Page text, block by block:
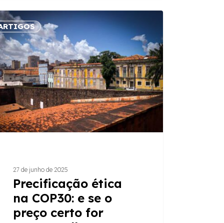
27 de junho de 2025
Precificação ética
na COP30: e se o
preço certo for